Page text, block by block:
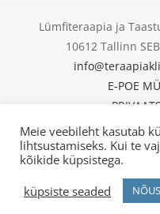
Lümfiteraapia ja
10612 Tallinn
E-POE
© Copyright 2025 |
OÜ | All
Meie veebileht kasutab
lihtsustamiseks. Kui te
kõikide küpsistega.
küpsiste seaded